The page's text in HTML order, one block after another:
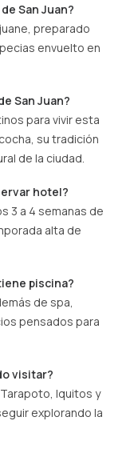
San Juan?
preparado
envuelto en
San Juan?
para vivir esta
su tradición
de la ciudad.
hotel?
3 a 4 semanas de
alta de
piscina?
de spa,
pensados para
visitar?
Iquitos y
explorando la